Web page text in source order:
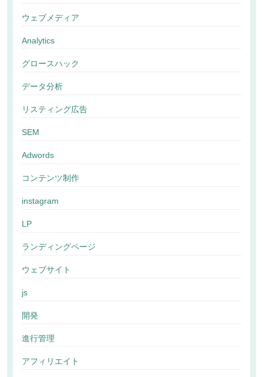
ウェブメディア
Analytics
グロースハック
データ分析
リスティング広告
SEM
Adwords
コンテンツ制作
instagram
LP
ランディングページ
ウェブサイト
js
開発
進行管理
アフィリエイト